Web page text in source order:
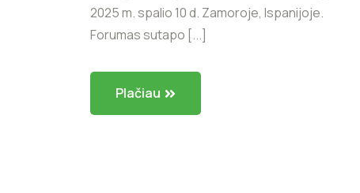
2025 m. spalio 10 d. Zamoroje, Ispanijoje.
Forumas sutapo [...]
Plačiau